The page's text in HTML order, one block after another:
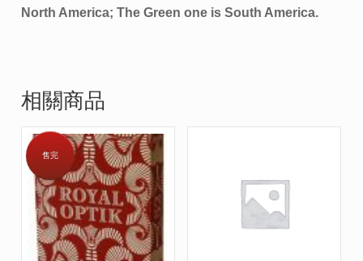
North America; The Green one is South America.
相關商品
售完